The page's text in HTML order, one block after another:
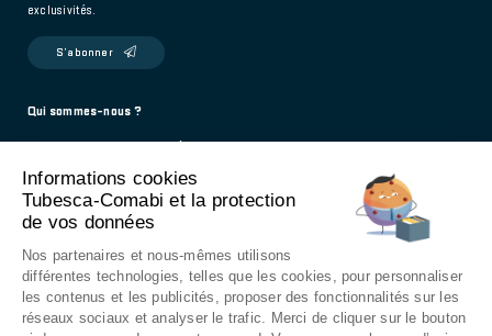
exclusivités.
S’abonner
Footer
main
Qui sommes-nous ?
Politique de confidentialité
Mentions légales
Contact
976 Route de Saint-Bernard
01604 Trévoux - France
9h - 12h / 14h - 18h
Informations cookies
Tubesca-Comabi et la protection
de vos données
Nos partenaires et nous-mêmes utilisons
différentes technologies, telles que les cookies, pour personnaliser
les contenus et les publicités, proposer des fonctionnalités sur les
réseaux sociaux et analyser le trafic. Merci de cliquer sur le bouton